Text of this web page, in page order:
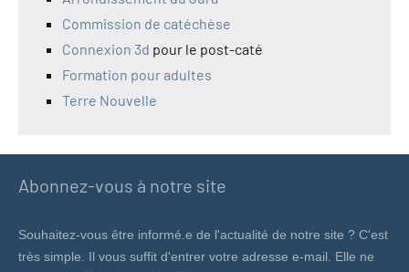
Commission de catéchèse
Connexion 3d pour le post-caté
Formation pour adultes
Terre Nouvelle
Abonnez-vous à notre site
Souhaitez-vous être informé.e de l'actualité de notre site ? C'est
très simple. Il vous suffit d'entrer votre adresse e-mail. Elle ne